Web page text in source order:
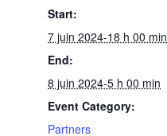
Start:
7 juin 2024-18 h 00 min
End:
8 juin 2024-5 h 00 min
Event Category:
Partners